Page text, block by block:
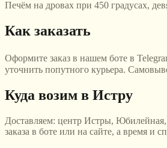
Печём на дровах при 450 градусах,
Как заказать
Оформите заказ в нашем боте в
уточнить попутного курьера.
Куда возим в Истру
Доставляем: центр Истры, Юбилейная,
заказа в боте или на сайте, а время и